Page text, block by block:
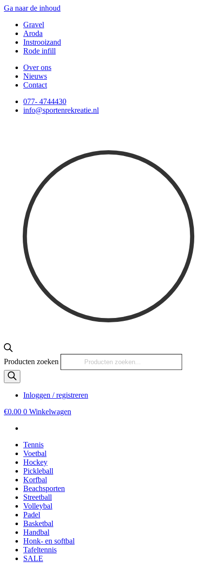
Ga naar de inhoud
Gravel
Aroda
Instrooizand
Rode infill
Over ons
Nieuws
Contact
077- 4744430
info@sportenrekreatie.nl
Producten zoeken
Inloggen / registreren
€0.00 0 Winkelwagen
Tennis
Voetbal
Hockey
Pickleball
Korfbal
Beachsporten
Streetball
Volleybal
Padel
Basketbal
Handbal
Honk- en softbal
Tafeltennis
SALE